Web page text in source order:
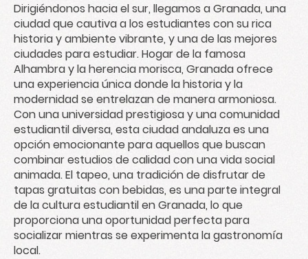
Dirigiéndonos hacia el sur, llegamos a Granada, una
ciudad que cautiva a los estudiantes con su rica
historia y ambiente vibrante, y una de las mejores
ciudades para estudiar. Hogar de la famosa
Alhambra y la herencia morisca, Granada ofrece
una experiencia única donde la historia y la
modernidad se entrelazan de manera armoniosa.
Con una universidad prestigiosa y una comunidad
estudiantil diversa, esta ciudad andaluza es una
opción emocionante para aquellos que buscan
combinar estudios de calidad con una vida social
animada. El tapeo, una tradición de disfrutar de
tapas gratuitas con bebidas, es una parte integral
de la cultura estudiantil en Granada, lo que
proporciona una oportunidad perfecta para
socializar mientras se experimenta la gastronomía
local.